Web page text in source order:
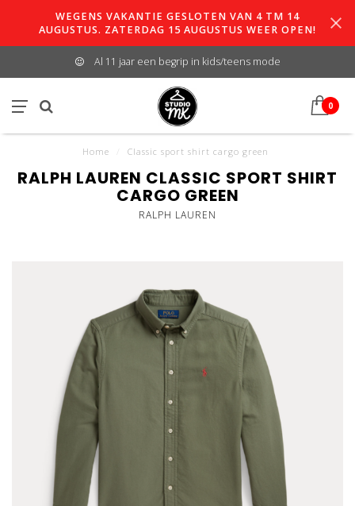
WEGENS VAKANTIE GESLOTEN VAN 4 TM 14
AUGUSTUS. ZATERDAG 15 AUGUSTUS WEER OPEN!
Al 11 jaar een begrip in kids/teens mode
0
Home Classic sport shirt cargo green
RALPH LAUREN CLASSIC SPORT SHIRT
CARGO GREEN
RALPH LAUREN